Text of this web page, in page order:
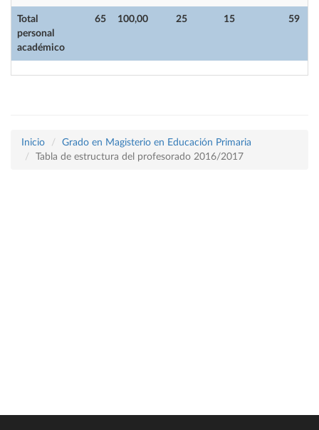
Total
personal
académico
65 100,00 25 15 59
Inicio
Grado en Magisterio en Educación Primaria
Tabla de estructura del profesorado 2016/2017